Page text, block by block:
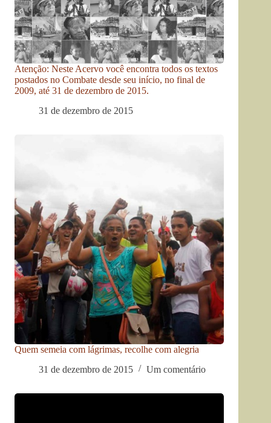
Atenção: Neste Acervo você encontra todos os textos
postados no Combate desde seu início, no final de
2009, até 31 de dezembro de 2015.
31 de dezembro de 2015
Quem semeia com lágrimas, recolhe com alegria
31 de dezembro de 2015
Um comentário